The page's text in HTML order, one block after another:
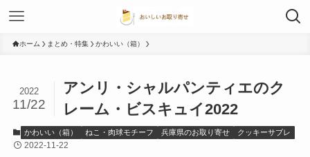
ホーム まとめ・特集 かわいい（箱）
アンリ・シャルパンティエのク
レーム・ビスキュイ2022
2022
11/22
かわいい（箱） ねこ・肉球モチーフ 兵庫県のお取り寄せ クッキーサブレ
2022-11-22